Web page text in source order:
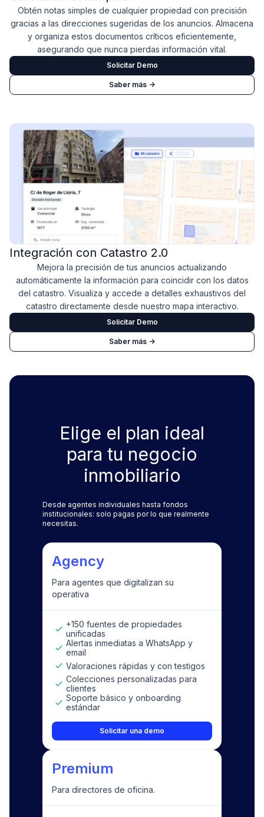
Obtén notas simples de cualquier propiedad con precisión
gracias a las direcciones sugeridas de los anuncios. Almacena
y organiza estos documentos críticos eficientemente,
asegurando que nunca pierdas información vital.
Solicitar Demo
Saber más ->
Integración con Catastro 2.0
Mejora la precisión de tus anuncios actualizando
automáticamente la información para coincidir con los datos
del catastro. Visualiza y accede a detalles exhaustivos del
catastro directamente desde nuestro mapa interactivo.
Solicitar Demo
Saber más ->
Elige el plan ideal
para tu negocio
inmobiliario
Desde agentes individuales hasta fondos
institucionales: solo pagas por lo que realmente
necesitas.
Agency
Para agentes que digitalizan su
operativa
+150 fuentes de propiedades
unificadas
Alertas inmediatas a WhatsApp y
email
Valoraciones rápidas y con testigos
Colecciones personalizadas para
clientes
Soporte básico y onboarding
estándar
Solicitar una demo
Premium
Para directores de oficina.